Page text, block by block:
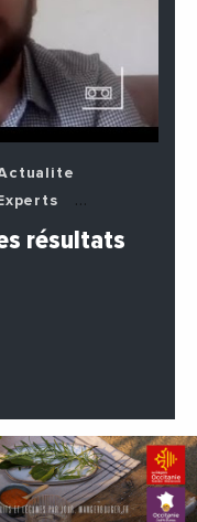
résultats